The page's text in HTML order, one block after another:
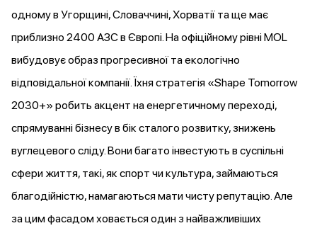
одному в Угорщині, Словаччині, Хорватії та ще має
приблизно 2400 АЗС в Європі. На офіційному рівні MOL
вибудовує образ прогресивної та екологічно
відповідальної компанії. Їхнястратегія «Shape Tomorrow
2030+» робить акцент на енергетичному переході,
спрямуванні бізнесу в бік сталого розвитку, знижень
вуглецевого сліду. Вони багато інвестують в суспільні
сфери життя, такі, як спорт чи культура, займаються
благодійністю, намагаються мати чисту репутацію. Але
за цим фасадом ховається один з найважливіших